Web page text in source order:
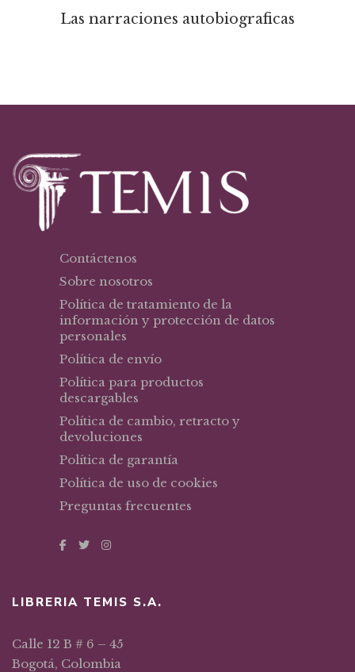
Las narraciones autobiograficas
Contáctenos
Sobre nosotros
Política de tratamiento de la
información y protección de datos
personales
Política de envío
Política para productos
descargables
Política de cambio, retracto y
devoluciones
Política de garantía
Política de uso de cookies
Preguntas frecuentes
LIBRERIA TEMIS S.A.
Calle 12 B # 6 – 45
Bogotá, Colombia